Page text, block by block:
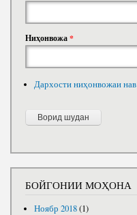
Ниҳонвожа*
Дархости ниҳонвожаи нав
БОЙГОНИИ МОҲОНА
Ноябр 2018(1)